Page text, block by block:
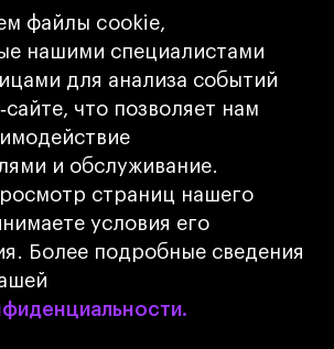
файлы cookie,
нашими специалистами
для анализа событий
что позволяет нам
и обслуживание.
страниц нашего
условия его
Более подробные сведения
с господдержкой
образовательной
АНО ВО «Универсальный